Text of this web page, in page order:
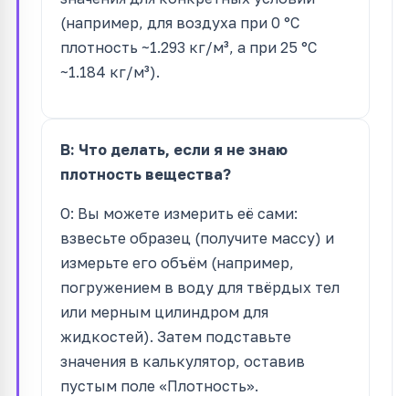
(например, для воздуха при 0 °C
плотность ~1.293 кг/м³, а при 25 °C
~1.184 кг/м³).
В: Что делать, если я не знаю
плотность вещества?
О: Вы можете измерить её сами:
взвесьте образец (получите массу) и
измерьте его объём (например,
погружением в воду для твёрдых тел
или мерным цилиндром для
жидкостей). Затем подставьте
значения в калькулятор, оставив
пустым поле «Плотность».